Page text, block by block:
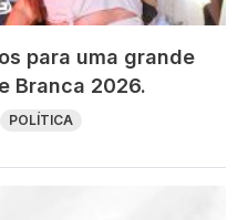
para uma grande
Branca 2026.
POLÍTICA